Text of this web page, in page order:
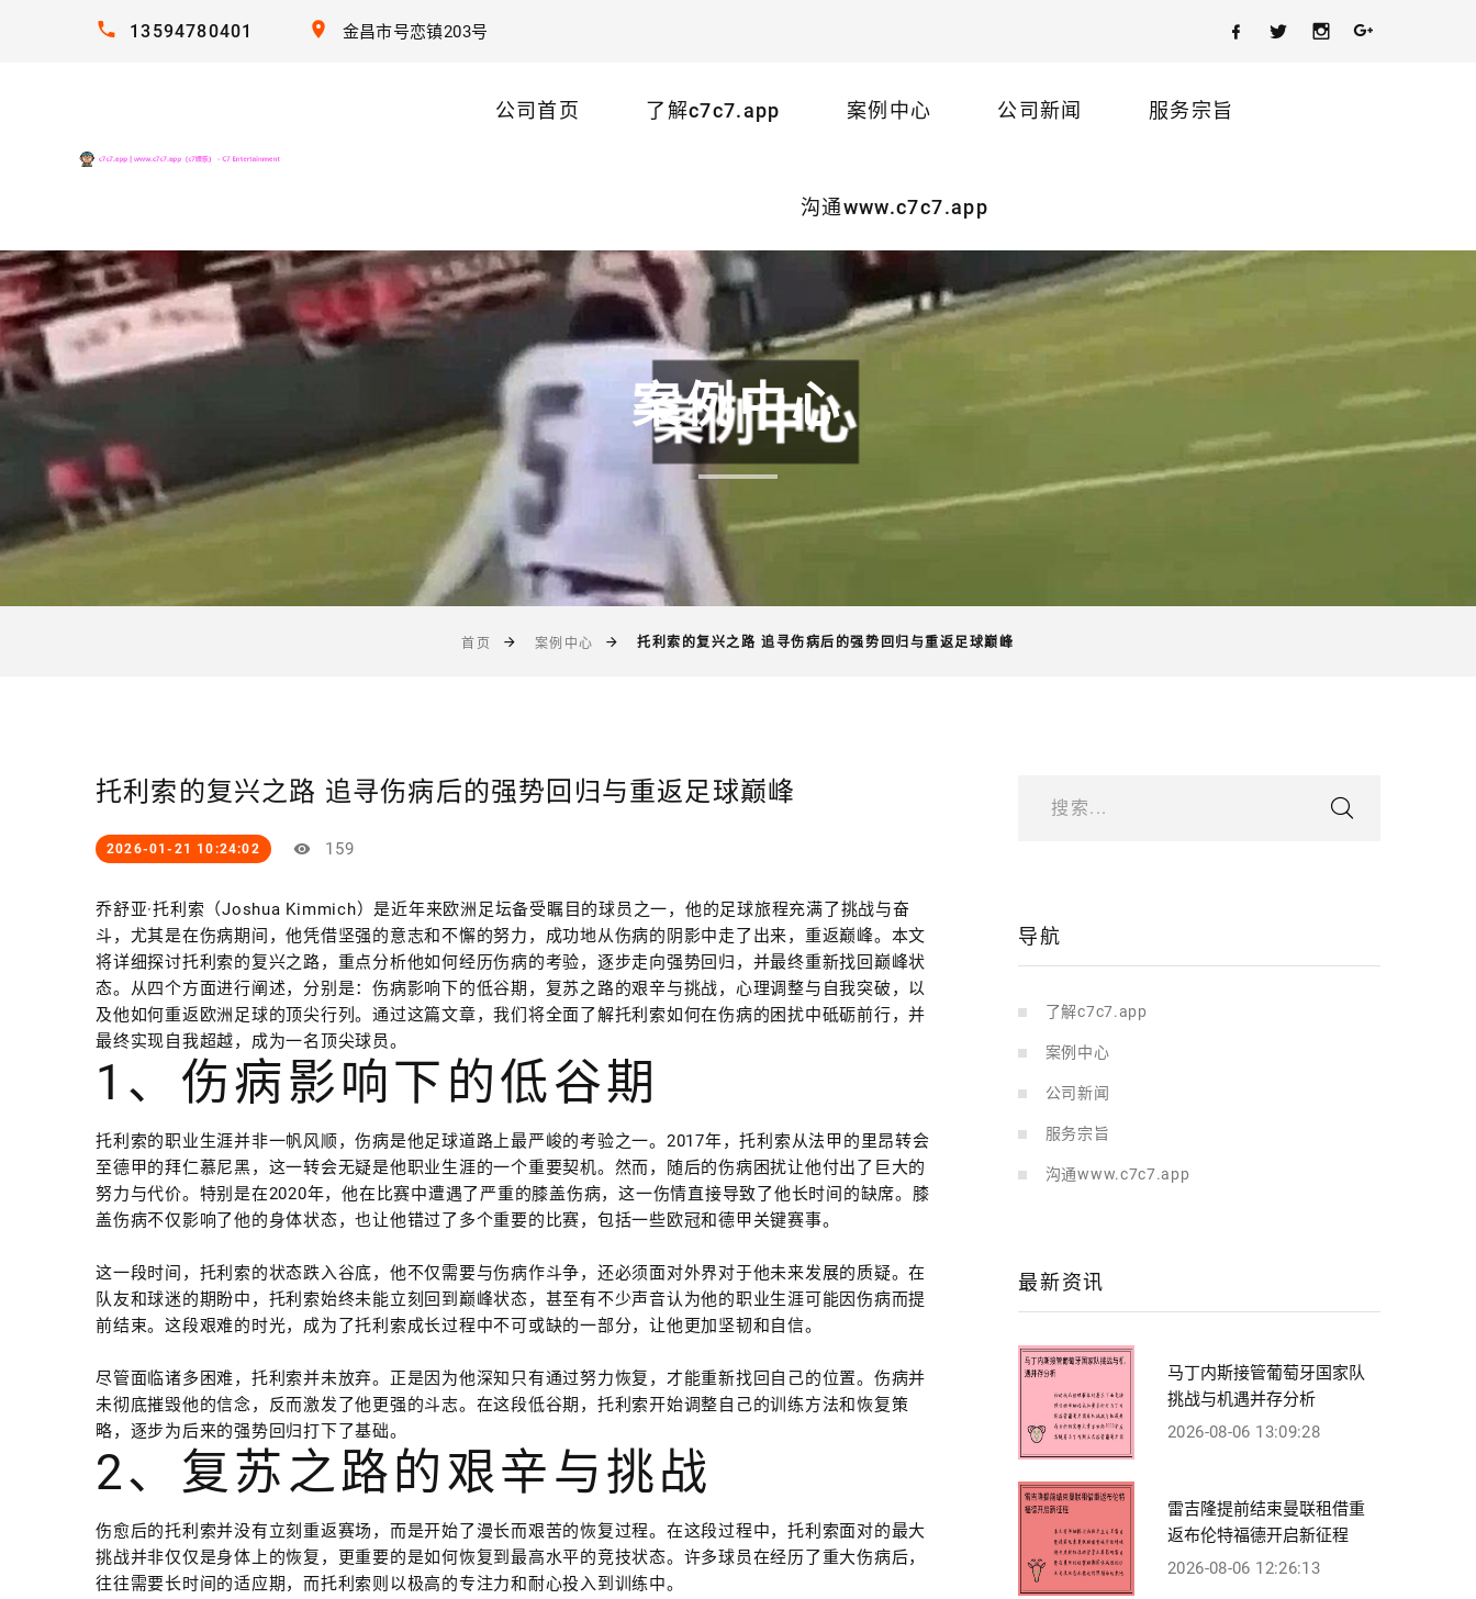
13594780401 金昌市号恋镇203号
公司首页 了解c7c7.app 案例中心 公司新闻 服务宗旨
沟通www.c7c7.app
案例中心
首页 案例中心 托利索的复兴之路 追寻伤病后的强势回归与重返足球巅峰
托利索的复兴之路 追寻伤病后的强势回归与重返足球巅峰
2026-01-21 10:24:02 159
乔舒亚·托利索（Joshua Kimmich）是近年来欧洲足坛备受瞩目的球员之一，他的足球旅程充满了挑战与奋
斗，尤其是在伤病期间，他凭借坚强的意志和不懈的努力，成功地从伤病的阴影中走了出来，重返巅峰。本文
将详细探讨托利索的复兴之路，重点分析他如何经历伤病的考验，逐步走向强势回归，并最终重新找回巅峰状
态。从四个方面进行阐述，分别是：伤病影响下的低谷期，复苏之路的艰辛与挑战，心理调整与自我突破，以
及他如何重返欧洲足球的顶尖行列。通过这篇文章，我们将全面了解托利索如何在伤病的困扰中砥砺前行，并
最终实现自我超越，成为一名顶尖球员。
1、伤病影响下的低谷期
托利索的职业生涯并非一帆风顺，伤病是他足球道路上最严峻的考验之一。2017年，托利索从法甲的里昂转会
至德甲的拜仁慕尼黑，这一转会无疑是他职业生涯的一个重要契机。然而，随后的伤病困扰让他付出了巨大的
努力与代价。特别是在2020年，他在比赛中遭遇了严重的膝盖伤病，这一伤情直接导致了他长时间的缺席。膝
盖伤病不仅影响了他的身体状态，也让他错过了多个重要的比赛，包括一些欧冠和德甲关键赛事。
这一段时间，托利索的状态跌入谷底，他不仅需要与伤病作斗争，还必须面对外界对于他未来发展的质疑。在
队友和球迷的期盼中，托利索始终未能立刻回到巅峰状态，甚至有不少声音认为他的职业生涯可能因伤病而提
前结束。这段艰难的时光，成为了托利索成长过程中不可或缺的一部分，让他更加坚韧和自信。
尽管面临诸多困难，托利索并未放弃。正是因为他深知只有通过努力恢复，才能重新找回自己的位置。伤病并
未彻底摧毁他的信念，反而激发了他更强的斗志。在这段低谷期，托利索开始调整自己的训练方法和恢复策
略，逐步为后来的强势回归打下了基础。
2、复苏之路的艰辛与挑战
伤愈后的托利索并没有立刻重返赛场，而是开始了漫长而艰苦的恢复过程。在这段过程中，托利索面对的最大
挑战并非仅仅是身体上的恢复，更重要的是如何恢复到最高水平的竞技状态。许多球员在经历了重大伤病后，
往往需要长时间的适应期，而托利索则以极高的专注力和耐心投入到训练中。
搜索...
导航
了解c7c7.app
案例中心
公司新闻
服务宗旨
沟通www.c7c7.app
最新资讯
马丁内斯接管葡萄牙国家队
挑战与机遇并存分析
2026-08-06 13:09:28
雷吉隆提前结束曼联租借重
返布伦特福德开启新征程
2026-08-06 12:26:13